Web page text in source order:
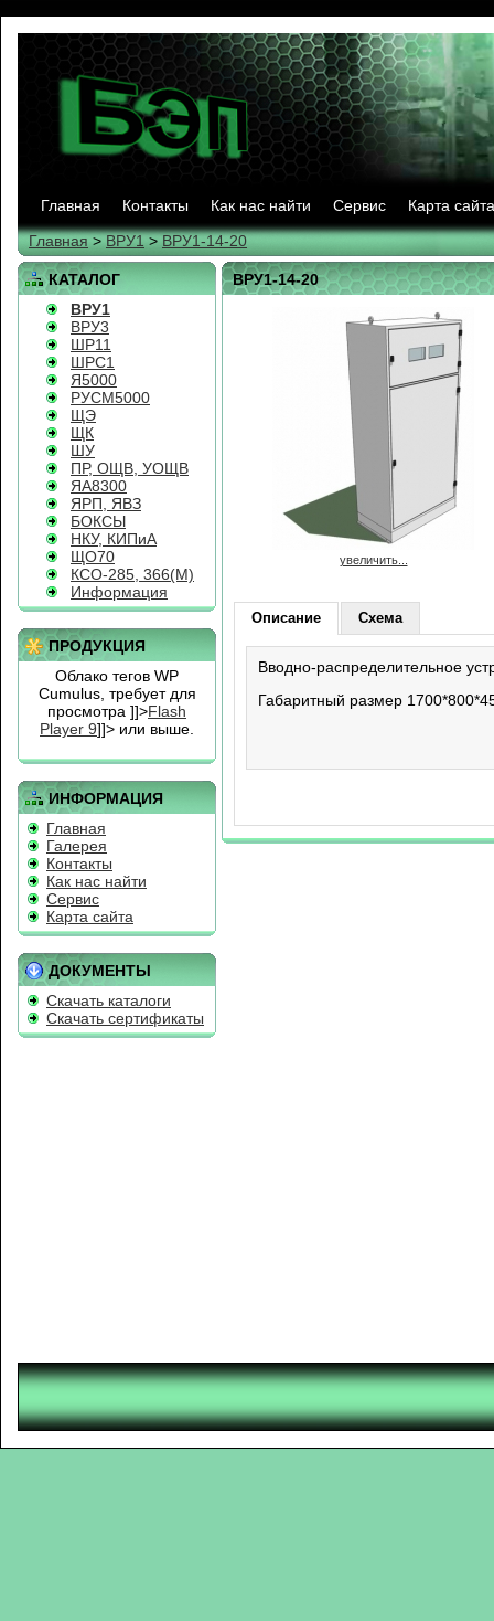
Главная Контакты Как нас найти Сервис
Карта сайта
Главная > ВРУ1 >ВРУ1-14-20
КАТАЛОГ
ВРУ1
ВРУ3
ШР11
ШРС1
Я5000
РУСМ5000
ЩЭ
ЩК
ШУ
ПР, ОЩВ, УОЩВ
ЯА8300
ЯРП, ЯВЗ
БОКСЫ
НКУ, КИПиА
ЩО70
КСО-285, 366(М)
Информация
ПРОДУКЦИЯ
Облако тегов WP
Cumulus, требует для
просмотра ]]>Flash
Player 9]]> или выше.
ИНФОРМАЦИЯ
Главная
Галерея
Контакты
Как нас найти
Сервис
Карта сайта
ДОКУМЕНТЫ
Скачать каталоги
Скачать сертификаты
ВРУ1-14-20
увеличить...
Описание Схема
Вводно-распределительное
Габаритный размер